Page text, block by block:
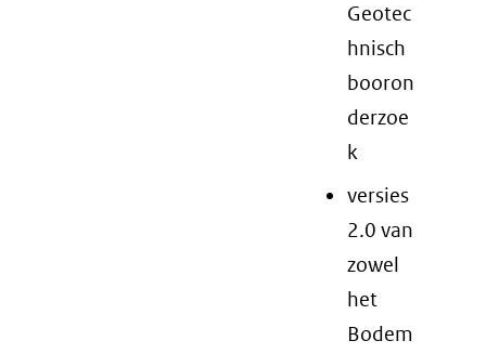
Geotec
hnisch
booron
derzoe
k
versies
2.0 van
zowel
het
Bodem